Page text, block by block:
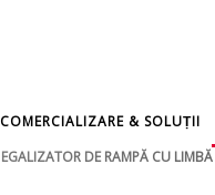
COMERCIALIZARE & SOLUṬII
EGALIZATOR DE RAMPĂ CU